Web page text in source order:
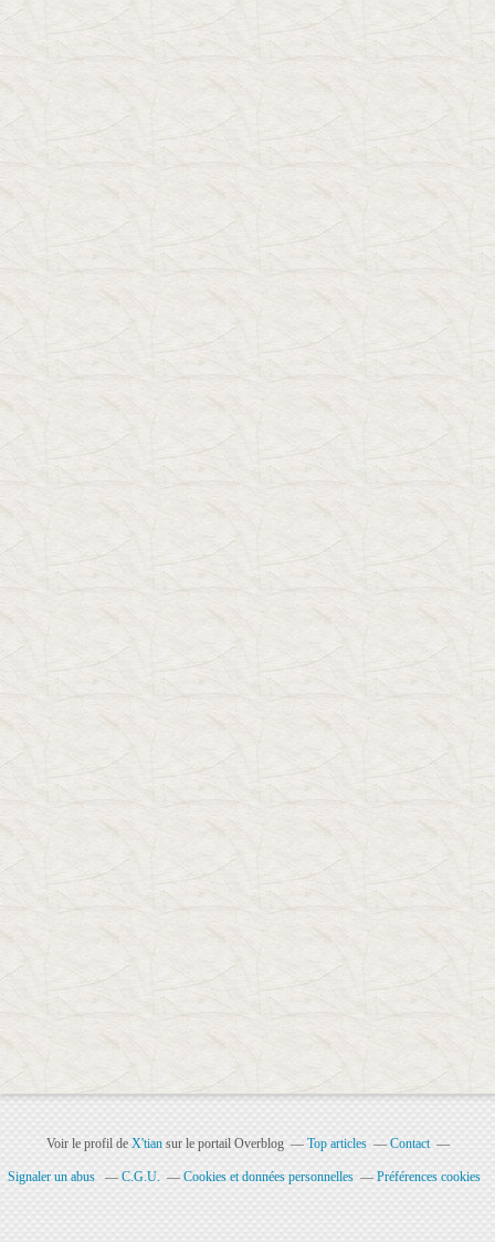
Voir le profil de X'tiansur le portail Overblog Top articles Contact
Signaler un abus C.G.U. Cookies et données personnelles Préférences cookies